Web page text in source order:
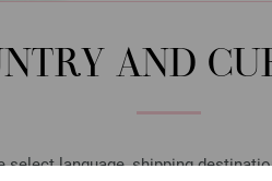
AND
select language, shipping